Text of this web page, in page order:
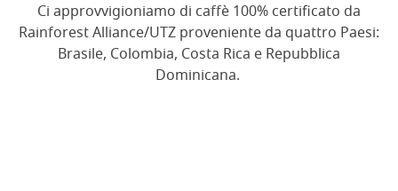
Ci approvvigioniamo di caffè 100% certificato da
Rainforest Alliance/UTZ proveniente da quattro Paesi:
Brasile, Colombia, Costa Rica e Repubblica
Dominicana.